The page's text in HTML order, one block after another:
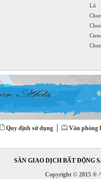
Lũ
Quy định sử dụng Văn phòng
SÀN GIAO DỊCH BẤT ĐỘNG
Copyright © 2015 ®